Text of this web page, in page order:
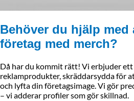
Behöver du hjälp
företag med merch?
Då har du kommit rätt! Vi erbjuder
reklamprodukter, skräddarsydda för
och lyfta din företagsimage. Vi gör
– vi adderar profiler som gör skillnad.